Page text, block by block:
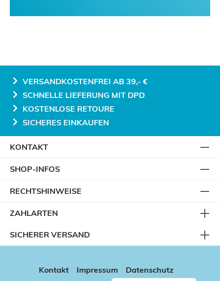
VERSANDKOSTENFREI AB 39,- €
SCHNELLE LIEFERUNG MIT DPD
KOSTENLOSE RETOURE
SICHERES EINKAUFEN
KONTAKT
SHOP-INFOS
RECHTSHINWEISE
ZAHLARTEN
SICHERER VERSAND
Kontakt Impressum Datenschutz